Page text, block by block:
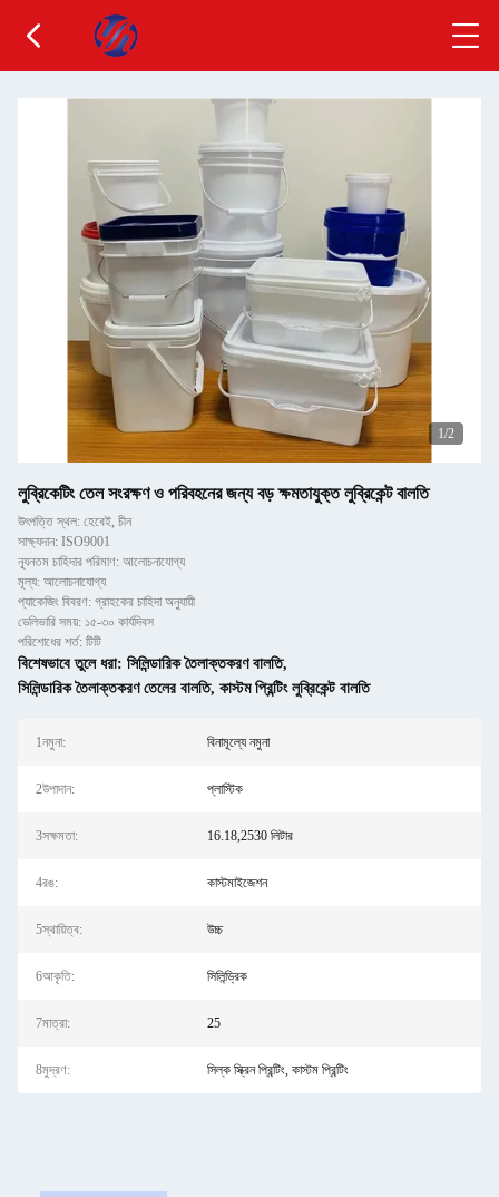
1/2
লুব্রিকেটিং তেল সংরক্ষণ ও পরিবহনের জন্য বড় ক্ষমতাযুক্ত লুব্রিকেন্ট বালতি
উৎপত্তি স্থল: হেবেই, চীন
সাক্ষ্যদান: ISO9001
ন্যূনতম চাহিদার পরিমাণ: আলোচনাযোগ্য
মূল্য: আলোচনাযোগ্য
প্যাকেজিং বিবরণ: গ্রাহকের চাহিদা অনুযায়ী
ডেলিভারি সময়: ১৫-৩০ কার্যদিবস
পরিশোধের শর্ত: টিটি
বিশেষভাবে তুলে ধরা: সিলিন্ডারিক তৈলাক্তকরণ বালতি,
সিলিন্ডারিক তৈলাক্তকরণ তেলের বালতি, কাস্টম প্রিন্টিং লুব্রিকেন্ট বালতি
1নমুনা: বিনামূল্যে নমুনা
2উপাদান: প্লাস্টিক
3সক্ষমতা: 16.18,2530 লিটার
4রঙ: কাস্টমাইজেশন
5স্থায়িত্ব: উচ্চ
6আকৃতি: সিলিন্ড্রিক
7মাত্রা: 25
8মুদ্রণ: সিল্ক স্ক্রিন প্রিন্টিং, কাস্টম প্রিন্টিং